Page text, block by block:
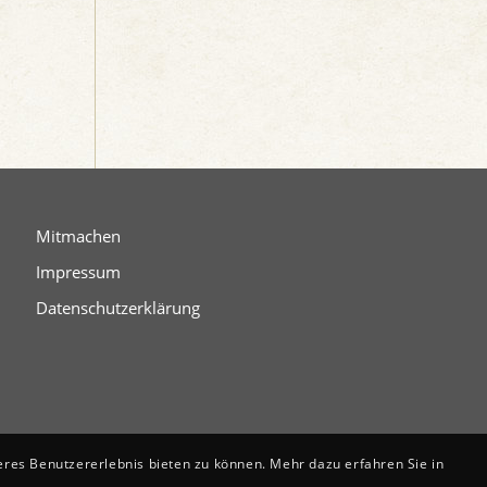
Mitmachen
Impressum
Datenschutzerklärung
Benutzererlebnis bieten zu können. Mehr dazu erfahren Sie in